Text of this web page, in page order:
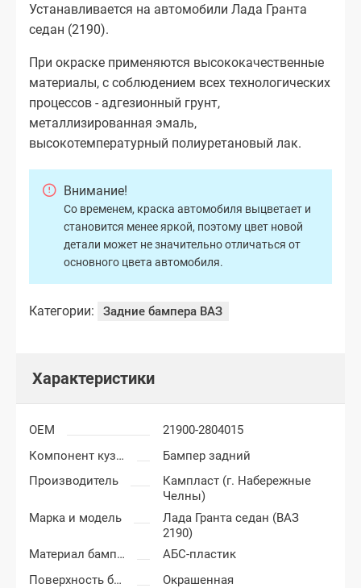
Устанавливается на автомобили Лада Гранта
седан (2190).
При окраске применяются высококачественные
материалы, с соблюдением всех технологических
процессов - адгезионный грунт,
металлизированная эмаль,
высокотемпературный полиуретановый лак.
Внимание!
Со временем, краска автомобиля выцветает и
становится менее яркой, поэтому цвет новой
детали может не значительно отличаться от
основного цвета автомобиля.
Категории: Задние бампера ВАЗ
Характеристики
OEM
21900-2804015
Компонент кузова
Бампер задний
Производитель
Кампласт (г. Набережные
Челны)
Марка и модель
Лада Гранта седан (ВАЗ
2190)
Материал бампера
АБС-пластик
Поверхность бампера
Окрашенная